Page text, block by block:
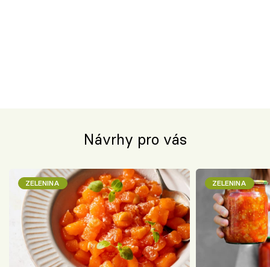
Návrhy pro vás
ZELENINA ZELENINA